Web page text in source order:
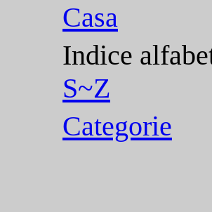
Casa
Indice
S~Z
Categorie